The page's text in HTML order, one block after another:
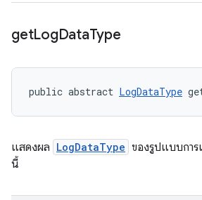
getLogDataType
public abstract LogDataType
แสดงผล LogDataType ของรูปแบบการ
นี้